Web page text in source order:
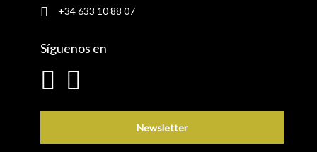
+34 633 10 88 07
Síguenos en
Newsletter